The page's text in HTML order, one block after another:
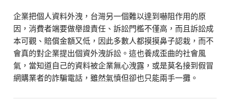
企業把個人資料外洩，台灣另一個難以達到嚇阻作用的原
因，消費者端要做舉證責任、訴訟門檻不僅高，而且訴訟成
本可觀、賠償金額又低，因此多數人都摸摸鼻子認栽，而不
會真的對企業提出個資外洩訴訟。這也養成歪曲的社會風
氣，當知道自己的資料被企業無心洩露，或是莫名接到假冒
網購業者的詐騙電話，雖然氣憤但卻也只能兩手一攤。